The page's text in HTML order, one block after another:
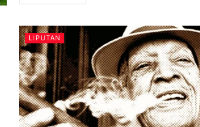
LIPUTAN